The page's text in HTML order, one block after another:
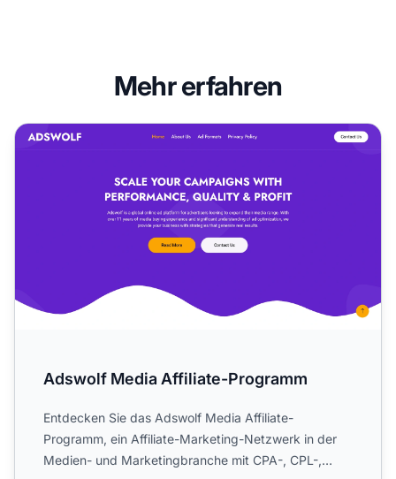
Mehr erfahren
Adswolf Media Affiliate-Programm
Adswolf Media Affiliate-Programm
Entdecken Sie das Adswolf Media Affiliate-
Programm, ein Affiliate-Marketing-Netzwerk in der
Medien- und Marketingbranche mit CPA-, CPL-,